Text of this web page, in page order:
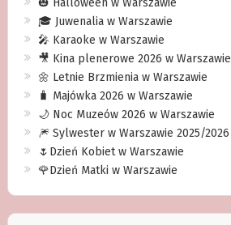
🎓 Juwenalia w Warszawie
🎤 Karaoke w Warszawie
🎥 Kina plenerowe 2026 w Warszawie
🌼 Letnie Brzmienia w Warszawie
🧳 Majówka 2026 w Warszawie
🌙 Noc Muzeów 2026 w Warszawie
🎆 Sylwester w Warszawie 2025/2026
🌷Dzień Kobiet w Warszawie
🌹Dzień Matki w Warszawie